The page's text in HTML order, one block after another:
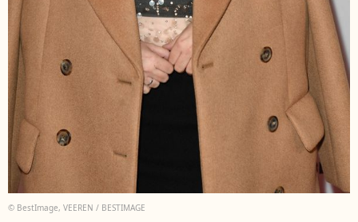
© BestImage, VEEREN / BESTIMAGE